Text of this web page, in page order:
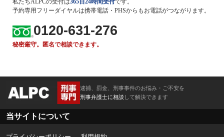
予約専用フリーダイヤルは携帯電話・PHSからもお電話がつながります。
0120-631-276
秘密厳守。匿名で相談できます。
逮捕、罰金、刑事事件のお悩み・ご不安を
刑事弁護士に相談 して解決できます
当サイトについて